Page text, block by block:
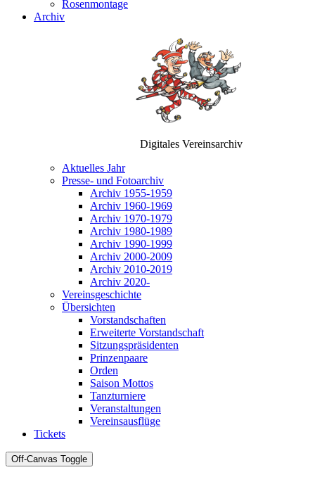
Rosenmontage
Archiv
Digitales Vereinsarchiv
Aktuelles Jahr
Presse- und Fotoarchiv
Archiv 1955-1959
Archiv 1960-1969
Archiv 1970-1979
Archiv 1980-1989
Archiv 1990-1999
Archiv 2000-2009
Archiv 2010-2019
Archiv 2020-
Vereinsgeschichte
Übersichten
Vorstandschaften
Erweiterte Vorstandschaft
Sitzungspräsidenten
Prinzenpaare
Orden
Saison Mottos
Tanzturniere
Veranstaltungen
Vereinsausflüge
Tickets
Off-Canvas Toggle